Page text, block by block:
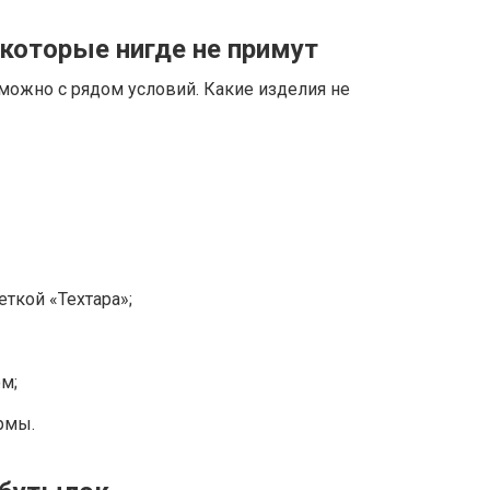
нигде не примут
с рядом условий. Какие изделия не
«Техтара»;